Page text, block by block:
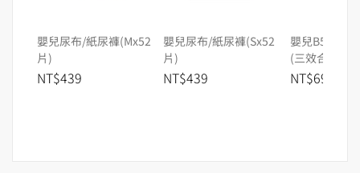
嬰兒尿布/紙尿褲(Mx52
片)
NT$439
嬰兒尿布/紙尿褲(Sx52
片)
NT$439
嬰兒B5修護
(三效合一)
NT$690